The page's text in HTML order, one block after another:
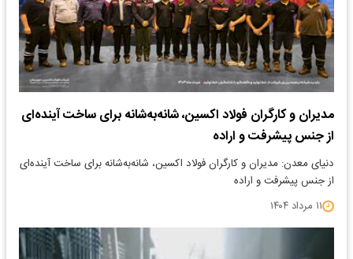
مدیران و کارگران فولاد اکسین، شانه‌به‌شانه برای ساخت آینده‌ای
از جنس پیشرفت و اراده
دنیای معدن: مدیران و کارگران فولاد اکسین، شانه‌به‌شانه برای ساخت آینده‌ای
از جنس پیشرفت و اراده
۱۱ مرداد ۱۴۰۴